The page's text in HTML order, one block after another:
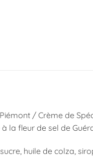
/ Crème de
la fleur de sel de
huile de colza,